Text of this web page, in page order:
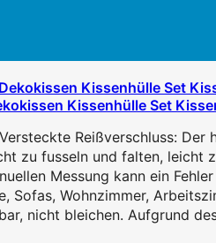
Kissenhülle Set
Reißverschluss:
zu fusseln und falten, leicht
Messung kann ein
Wohnzimmer,
nicht bleichen. Aufgrund